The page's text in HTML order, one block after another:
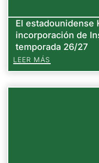
El estadounidense
incorporación de
temporada 26/27
LEER MÁS